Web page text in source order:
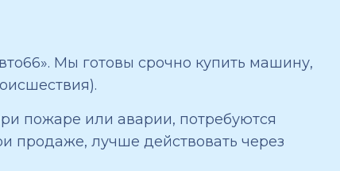
Мы готовы срочно купить машину,
пожаре или аварии, потребуются
продаже, лучше действовать через